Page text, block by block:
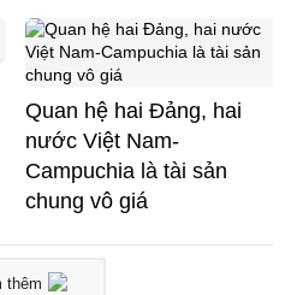
Quan hệ hai Đảng, hai
nước Việt Nam-
Campuchia là tài sản
chung vô giá ​
thêm